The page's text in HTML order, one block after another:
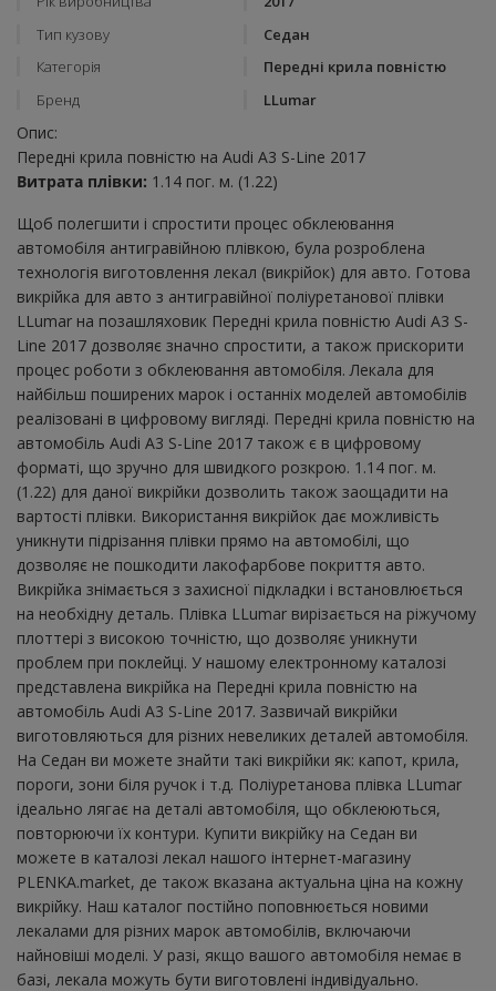
Тип кузову
Седан
Категорія
Передні крила повністю
Бренд
LLumar
Опис:
Передні крила повністю на Audi A3 S-Line 2017
Витрата плівки: 1.14 пог. м. (1.22)
Щоб полегшити і спростити процес обклеювання
автомобіля антигравійною плівкою, була розроблена
технологія виготовлення лекал (викрійок) для авто. Готова
викрійка для авто з антигравійної поліуретанової плівки
LLumar на позашляховик Передні крила повністю Audi A3 S-
Line 2017 дозволяє значно спростити, а також прискорити
процес роботи з обклеювання автомобіля. Лекала для
найбільш поширених марок і останніх моделей автомобілів
реалізовані в цифровому вигляді. Передні крила повністю на
автомобіль Audi A3 S-Line 2017 також є в цифровому
форматі, що зручно для швидкого розкрою. 1.14 пог. м.
(1.22) для даної викрійки дозволить також заощадити на
вартості плівки. Використання викрійок дає можливість
уникнути підрізання плівки прямо на автомобілі, що
дозволяє не пошкодити лакофарбове покриття авто.
Викрійка знімається з захисної підкладки і встановлюється
на необхідну деталь. Плівка LLumar вирізається на ріжучому
плоттері з високою точністю, що дозволяє уникнути
проблем при поклейці. У нашому електронному каталозі
представлена ​​викрійка на Передні крила повністю на
автомобіль Audi A3 S-Line 2017. Зазвичай викрійки
виготовляються для різних невеликих деталей автомобіля.
На Седан ви можете знайти такі викрійки як: капот, крила,
пороги, зони біля ручок і т.д. Поліуретанова плівка LLumar
ідеально лягає на деталі автомобіля, що обклеюються,
повторюючи їх контури. Купити викрійку на Седан ви
можете в каталозі лекал нашого інтернет-магазину
PLENKA.market, де також вказана актуальна ціна на кожну
викрійку. Наш каталог постійно поповнюється новими
лекалами для різних марок автомобілів, включаючи
найновіші моделі. У разі, якщо вашого автомобіля немає в
базі, лекала можуть бути виготовлені індивідуально.